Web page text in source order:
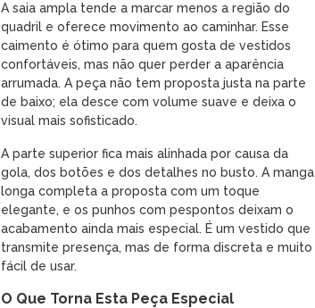
A saia ampla tende a marcar menos a região do
quadril e oferece movimento ao caminhar. Esse
caimento é ótimo para quem gosta de vestidos
confortáveis, mas não quer perder a aparência
arrumada. A peça não tem proposta justa na parte
de baixo; ela desce com volume suave e deixa o
visual mais sofisticado.
A parte superior fica mais alinhada por causa da
gola, dos botões e dos detalhes no busto. A manga
longa completa a proposta com um toque
elegante, e os punhos com pespontos deixam o
acabamento ainda mais especial. É um vestido que
transmite presença, mas de forma discreta e muito
fácil de usar.
O Que Torna Esta Peça Especial